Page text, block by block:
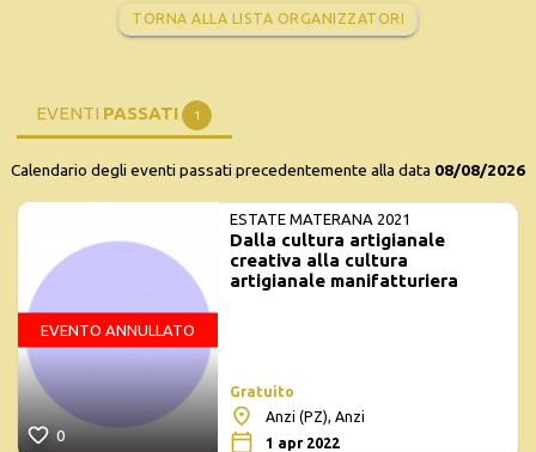
TORNA ALLA LISTA ORGANIZZATORI
EVENTI PASSATI 1
Calendario degli eventi passati precedentemente alla data 08/08/2026
0
EVENTO ANNULLATO
ESTATE MATERANA 2021
Dalla cultura artigianale
creativa alla cultura
artigianale manifatturiera
Gratuito
Anzi (PZ), Anzi
1 apr 2022